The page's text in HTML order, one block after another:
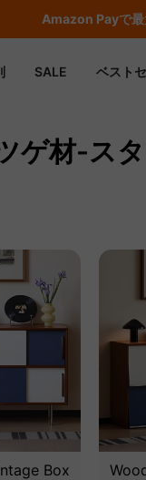
Amazon Payで
SALE ベスト
ゲ材-ス
Box